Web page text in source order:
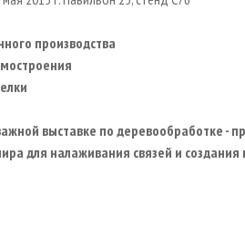
производства
выставке по деревообработке -
для налаживания связей и